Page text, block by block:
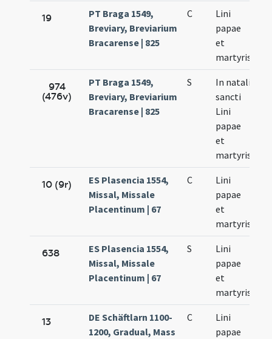
19
PT Braga 1549,
Breviary, Breviarium
Bracarense | 825
C
Lini
papae
et
martyris
974
(476v)
PT Braga 1549,
Breviary, Breviarium
Bracarense | 825
S
In natali
sancti
Lini
papae
et
martyris
10 (9r)
ES Plasencia 1554,
Missal, Missale
Placentinum | 67
C
Lini
papae
et
martyris
638
ES Plasencia 1554,
Missal, Missale
Placentinum | 67
S
Lini
papae
et
martyris
13
DE Schäftlarn 1100-
1200, Gradual, Mass
C
Lini
papae